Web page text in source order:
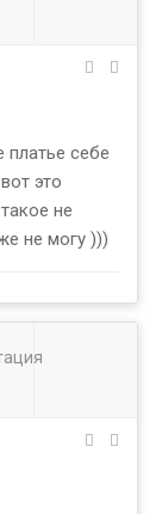
себе
это
не
не могу )))